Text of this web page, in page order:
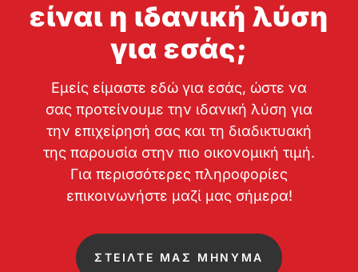
είναι η ιδανική λύση
για εσάς;
Εμείς είμαστε εδώ για εσάς, ώστε να
σας προτείνουμε την ιδανική λύση για
την επιχείρησή σας και τη διαδικτυακή
της παρουσία στην πιο οικονομική τιμή.
Για περισσότερες πληροφορίες
επικοινωνήστε μαζί μας σήμερα!
ΣΤΕΙΛΤΕ ΜΑΣ ΜΗΝΥΜΑ